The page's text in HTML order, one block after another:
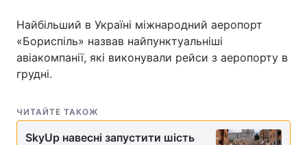
Головна Війна
Україна
Спорт Наука
Найбільший в Україні міжнародний аеропорт
«Бориспіль» назвав найпунктуальніші
авіакомпанії, які виконували рейси з аеропорту в
грудні.
ЧИТАЙТЕ ТАКОЖ
SkyUp навесні запустити шість